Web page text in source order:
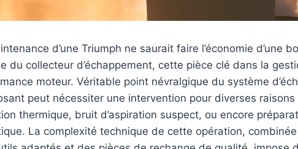
d’une Triumph ne saurait faire l’économie d’une
du collecteur d’échappement, cette pièce clé dans la
moteur. Véritable point névralgique du système
peut nécessiter une intervention pour diverses
thermique, bruit d’aspiration suspect, ou encore
La complexité technique de cette opération,